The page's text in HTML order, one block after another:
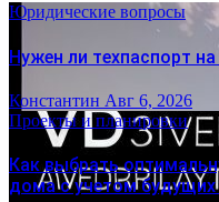
Юридические вопросы
Нужен ли техпаспорт
Константин Авг 6, 2026
Проекты и планировки
Как выбрать
дома с учетом будущих